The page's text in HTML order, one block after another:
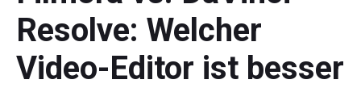
Was ist neu
Übersicht
Mehrspurbearbeitung
Ressourcen
Benutzerhandbuch
Tricks für Videobearbeitung
Video-Tools
Bildschirm-Rekorder
Resolve: Welcher
Video-Editor ist besser